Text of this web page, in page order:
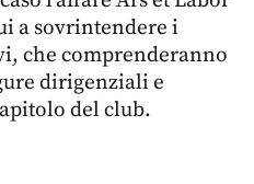
a sovrintendere i
che comprenderanno
dirigenziali e
del club.